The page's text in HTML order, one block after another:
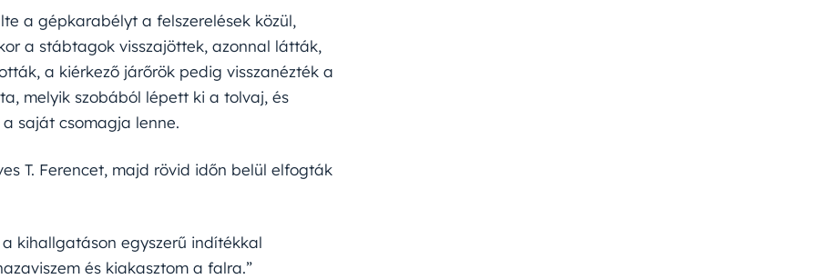
a gépkarabélyt a felszerelések közül,
a stábtagok visszajöttek, azonnal látták,
a kiérkező járőrök pedig visszanézték a
melyik szobából lépett ki a tolvaj, és
saját csomagja lenne.
T. Ferencet, majd rövid időn belül elfogták
kihallgatáson egyszerű indítékkal
és kiakasztom a falra.”